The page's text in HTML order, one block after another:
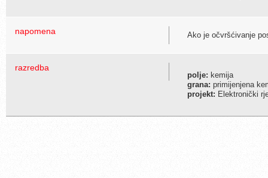
napomena Ako je očvršćivanje
razredba
polje: kemija
grana: primijenjena
projekt: Elektronički